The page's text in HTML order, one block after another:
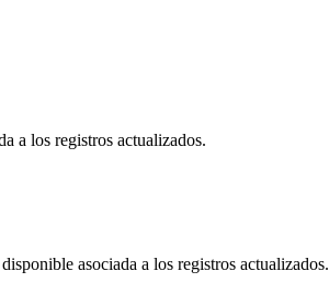
a los registros actualizados.
asociada a los registros actualizados.